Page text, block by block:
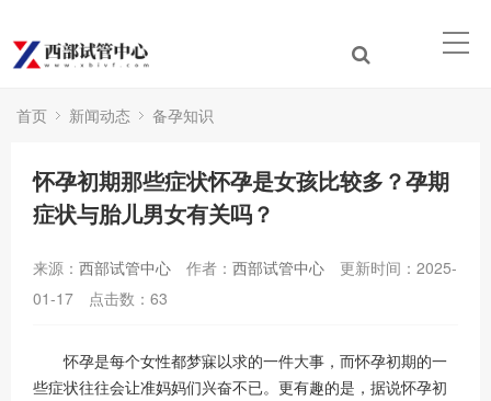
首页 新闻动态 备孕知识
怀孕初期那些症状怀孕是女孩比较多？孕期
症状与胎儿男女有关吗？
来源： 西部试管中心 作者： 西部试管中心
更新时间：2025-
01-17
点击数： 63
怀孕是每个女性都梦寐以求的一件大事，而怀孕初期的一
些症状往往会让准妈妈们兴奋不已。更有趣的是，据说怀孕初